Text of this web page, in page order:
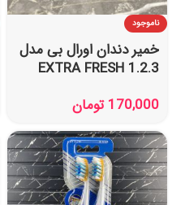
ناموجود
خمیر دندان اورال بی مدل
1.2.3 EXTRA FRESH
170,000 تومان